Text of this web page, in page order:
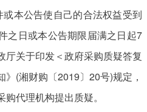
本公告使自己的合法权益受到
之日或本公告期限届满之日起7
厅关于印发＜政府采购质疑答复
(湘财购〔2019〕20号)规定，
代理机构提出质疑。